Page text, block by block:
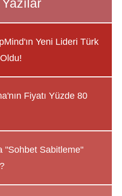
Yeni Lideri Türk
Fiyatı Yüzde 80
"Sohbet Sabitleme"